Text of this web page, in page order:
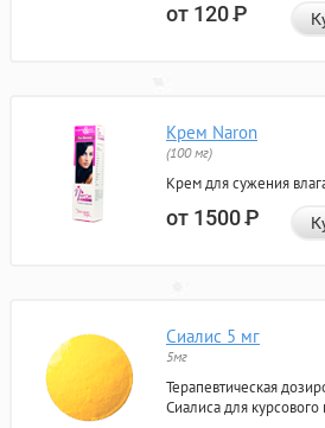
от 120Р
Крем Naron
(100 мг)
Крем для сужения
от 1500Р
Сиалис 5 мг
5мг
Терапевтическая
Сиалиса для